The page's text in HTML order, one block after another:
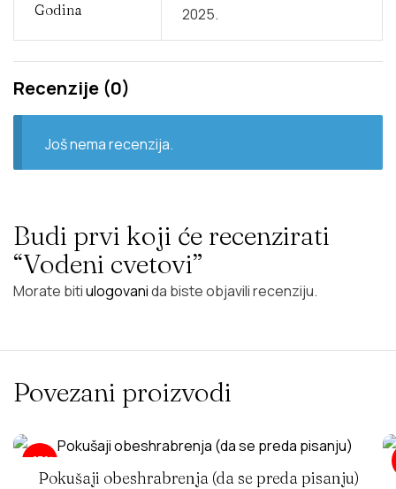
Godina 2025.
Recenzije (0)
Još nema recenzija.
Budi prvi koji će recenzirati
“Vodeni cvetovi”
Morate bitiulogovanida biste objavili recenziju.
Povezani proizvodi
-15%
Pokušaji obeshrabrenja (da se preda pisanju)